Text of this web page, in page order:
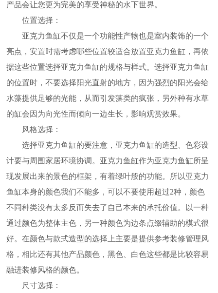
产品会让您更为完美的享受神秘的水下世界。
位置选择：
亚克力鱼缸不仅是一个功能性产物也是室内装饰的一个
亮点，安置时需考虑哪些位置较适合放置亚克力鱼缸 ，再依
据这些位置选择亚克力鱼缸的规格与样式。选择亚克力鱼缸
的位置时，不要选择阳光直射的地方，因为强烈的阳光会给
水藻提供足够的光能，从而引发藻类的疯张，另外种有水草
的缸会因为向光性而倾向一边生长，影响观赏效果。
风格选择：
选择亚克力鱼缸的要注意， 亚克力鱼缸的造型、色彩设
计要与周围家居环境协调。 亚克力鱼缸作为亚克力鱼缸所呈
现发展出来的景色的框架，有着绿叶般的功能。所以亚克力
鱼缸本身的颜色我们不能多，可以不要使用超过2种，颜色
不同种类没有太多反而失去了自己本来的承托价值。以一种
通过颜色为整体主色，另一种颜色为边条点缀辅助的模式很
好。在颜色与款式造型的选择上主要是提供参考装修管理风
格，相比还有其他产品颜色，黑色、白色这些都是比较容易
融进装修风格的颜色。
尺寸选择：